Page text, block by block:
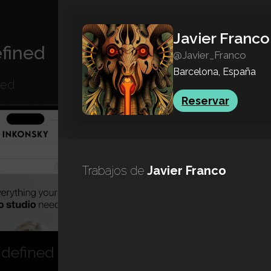
Javier Franco
@Javier_Franco
Barcelona, España
Reservar
Trabajos de Javier Franco